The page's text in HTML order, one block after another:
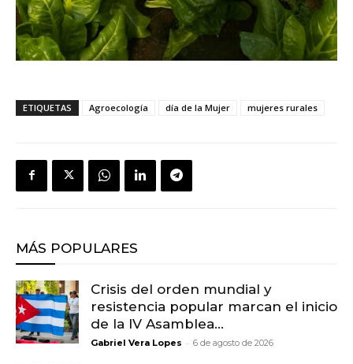
ETIQUETAS Agroecología día de la Mujer mujeres rurales
MÁS POPULARES
Crisis del orden mundial y
resistencia popular marcan el inicio
de la IV Asamblea...
Gabriel Vera Lopes - 6 de agosto de 2026